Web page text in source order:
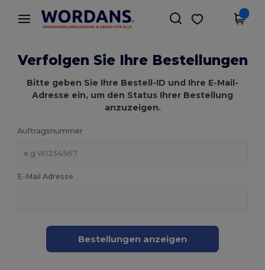
× Wordans App
Bessere Preise in der App!
App holen
Verfolgen Sie Ihre Bestellungen
Bitte geben Sie Ihre Bestell-ID und Ihre E-Mail-
Adresse ein, um den Status Ihrer Bestellung
anzuzeigen.
Auftragsnummer
E-Mail Adresse
Bestellungen anzeigen